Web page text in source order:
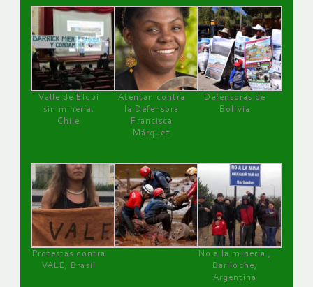
Valle de Elqui
sin minería.
Chile
Atentan contra
la Defensora
Francisca
Márquez
Defensoras de
Bolivia
Protestas contra
VALE, Brasil
No a la minería ,
Bariloche,
Argentina